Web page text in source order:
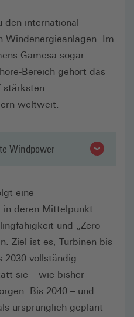
den international
Windenergieanlagen. Im
Gamesa sogar
Bereich gehört das
stärksten
weltweit.
Windpower
eine
in deren Mittelpunkt
und „Zero-
Ziel ist es, Turbinen bis
2030 vollständig
sie – wie bisher –
Bis 2040 – und
ursprünglich geplant –